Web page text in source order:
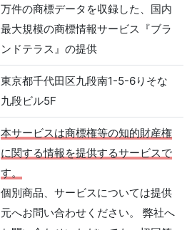
万件の商標データを収録した、国内
最大規模の商標情報サービス『ブラ
ンドテラス』の提供
東京都千代田区九段南1-5-6りそな
九段ビル5F
本サービスは商標権等の知的財産権
に関する情報を提供するサービスで
す。
個別商品、サービスについては提供
元へお問い合わせください。 弊社へ